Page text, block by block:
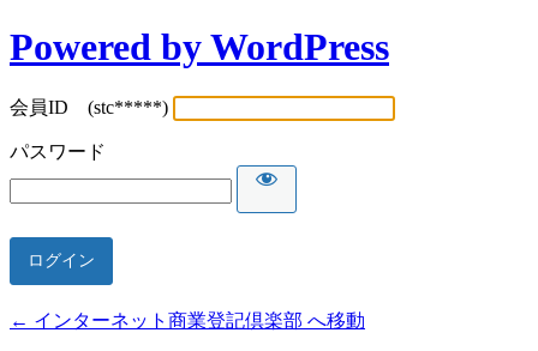
Powered by WordPress
会員ID (stc*****)
パスワード
← インターネット商業登記倶楽部 へ移動